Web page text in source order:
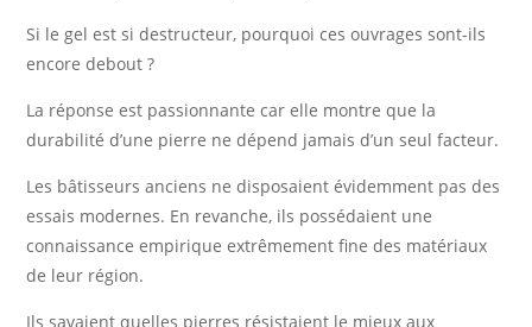
Si le gel est si destructeur, pourquoi ces ouvrages sont-ils
encore debout ?
La réponse est passionnante car elle montre que la
durabilité d’une pierre ne dépend jamais d’un seul facteur.
Les bâtisseurs anciens ne disposaient évidemment pas des
essais modernes. En revanche, ils possédaient une
connaissance empirique extrêmement fine des matériaux
de leur région.
Ils savaient quelles pierres résistaient le mieux aux